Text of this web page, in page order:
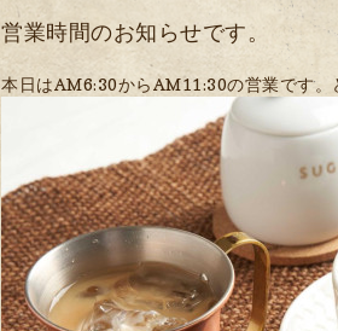
営業時間のお知らせです。
本日はAM6:30からAM11:30の営業です。